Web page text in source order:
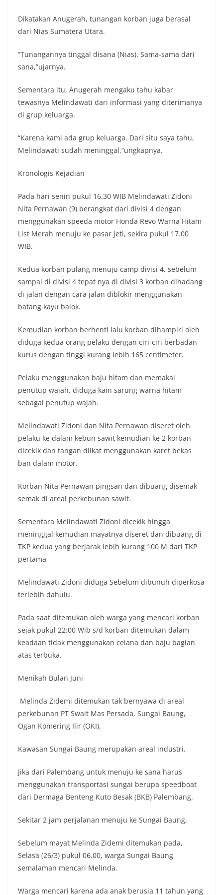
Dikatakan Anugerah, tunangan korban juga berasal
dari Nias Sumatera Utara.
“Tunangannya tinggal disana (Nias). Sama-sama dari
sana,”ujarnya.
Sementara itu, Anugerah mengaku tahu kabar
tewasnya Melindawati dari informasi yang diterimanya
di grup keluarga.
“Karena kami ada grup keluarga. Dari situ saya tahu,
Melindawati sudah meninggal,”ungkapnya.
Kronologis Kejadian
Pada hari senin pukul 16.30 WIB Melindawati Zidoni
Nita Pernawan (9) berangkat dari divisi 4 dengan
menggunakan speeda motor Honda Revo Warna Hitam
List Merah menuju ke pasar jeti, sekira pukul 17.00
WIB.
Kedua korban pulang menuju camp divisi 4, sebelum
sampai di divisi 4 tepat nya di divisi 3 korban dihadang
di jalan dengan cara jalan diblokir menggunakan
batang kayu balok.
Kemudian korban berhenti lalu korban dihampiri oleh
diduga kedua orang pelaku dengan ciri-ciri berbadan
kurus dengan tinggi kurang lebih 165 centimeter.
Pelaku menggunakan baju hitam dan memakai
penutup wajah, diduga kain sarung warna hitam
sebagai penutup wajah.
Melindawati Zidoni dan Nita Pernawan diseret oleh
pelaku ke dalam kebun sawit kemudian ke 2 korban
dicekik dan tangan diikat menggunakan karet bekas
ban dalam motor.
Korban Nita Pernawan pingsan dan dibuang disemak
semak di areal perkebunan sawit.
Sementara Melindawati Zidoni dicekik hingga
meninggal kemudian mayatnya diseret dan dibuang di
TKP kedua yang berjarak lebih kurang 100 M dari TKP
pertama
Melindawati Zidoni diduga Sebelum dibunuh diperkosa
terlebih dahulu.
Pada saat ditemukan oleh warga yang mencari korban
sejak pukul 22:00 Wib s/d korban ditemukan dalam
keadaan tidak menggunakan celana dan baju bagian
atas terbuka.
Menikah Bulan Juni
Melinda Zidemi ditemukan tak bernyawa di areal
perkebunan PT Swait Mas Persada, Sungai Baung,
Ogan Komering Ilir (OKI).
Kawasan Sungai Baung merupakan areal industri.
Jika dari Palembang untuk menuju ke sana harus
menggunakan transportasi sungai berupa speedboat
dari Dermaga Benteng Kuto Besak (BKB) Palembang.
Sekitar 2 jam perjalanan menuju ke Sungai Baung.
Sebelum mayat Melinda Zidemi ditemukan pada,
Selasa (26/3) pukul 06.00, warga Sungai Baung
semalaman mencari Melinda.
Warga mencari karena ada anak berusia 11 tahun yang